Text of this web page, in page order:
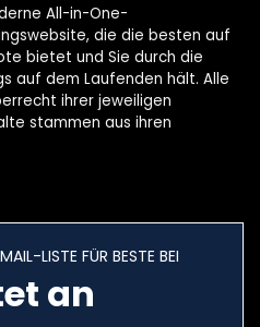
All-in-One-
die die besten auf
bietet und Sie durch die
auf dem Laufenden hält. Alle
ihrer jeweiligen
stammen aus ihren
LISTE FÜR BESTE BEI
an